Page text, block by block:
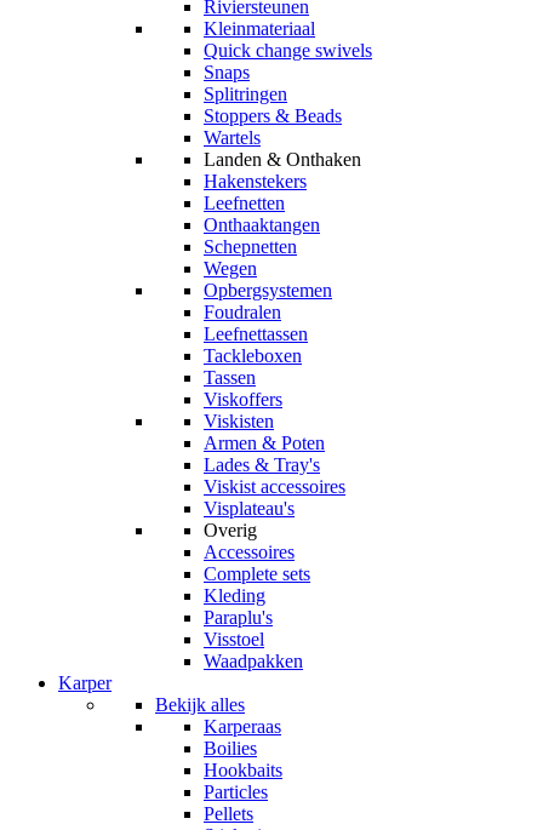
Riviersteunen
Kleinmateriaal
Quick change swivels
Snaps
Splitringen
Stoppers & Beads
Wartels
Landen & Onthaken
Hakenstekers
Leefnetten
Onthaaktangen
Schepnetten
Wegen
Opbergsystemen
Foudralen
Leefnettassen
Tackleboxen
Tassen
Viskoffers
Viskisten
Armen & Poten
Lades & Tray's
Viskist accessoires
Visplateau's
Overig
Accessoires
Complete sets
Kleding
Paraplu's
Visstoel
Waadpakken
Karper
Bekijk alles
Karperaas
Boilies
Hookbaits
Particles
Pellets